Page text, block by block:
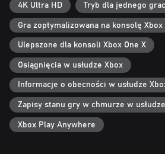
4K Ultra HD Tryb dla jednego
Gra zoptymalizowana na konsolę Xbox
Ulepszone dla konsoli Xbox One X
Osiągnięcia w usłudze Xbox
Informacje o obecności w usłudze
Zapisy stanu gry w chmurze w
Xbox Play Anywhere